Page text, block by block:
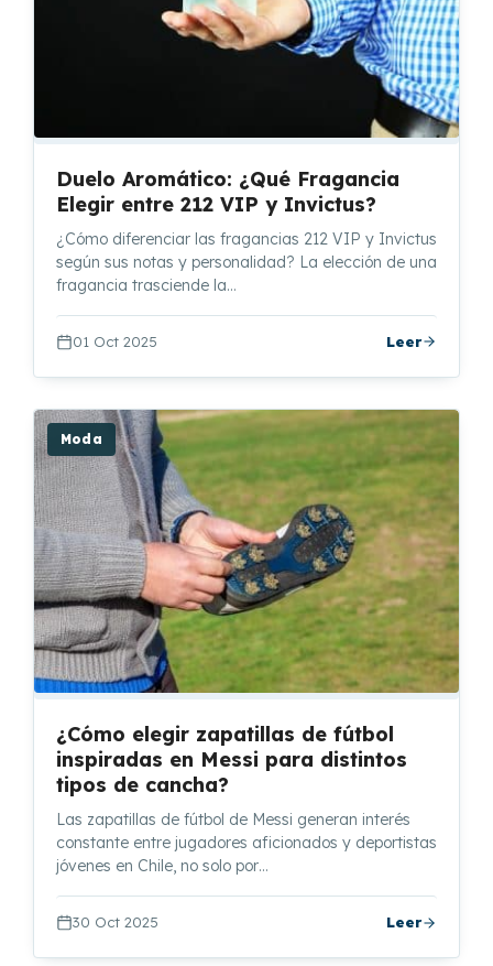
Duelo Aromático: ¿Qué Fragancia
Elegir entre 212 VIP y Invictus?
¿Cómo diferenciar las fragancias 212 VIP y Invictus
según sus notas y personalidad? La elección de una
fragancia trasciende la…
01 Oct 2025 Leer
Moda
¿Cómo elegir zapatillas de fútbol
inspiradas en Messi para distintos
tipos de cancha?
Las zapatillas de fútbol de Messi generan interés
constante entre jugadores aficionados y deportistas
jóvenes en Chile, no solo por…
30 Oct 2025 Leer